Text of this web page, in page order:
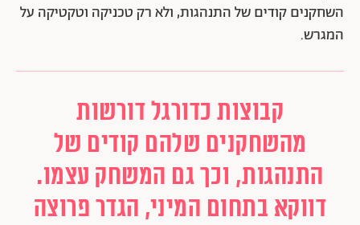
השחקנים קודים של התנהגות, ולא רק טכניקה וטקטיקה על
המגרש.
קבוצות כדורגל דורשות
מהשחקנים שלהם קודים של
התנהגות, וכך גם המשחק עצמו.
דווקא בתחום המיני, הגדר פרוצה